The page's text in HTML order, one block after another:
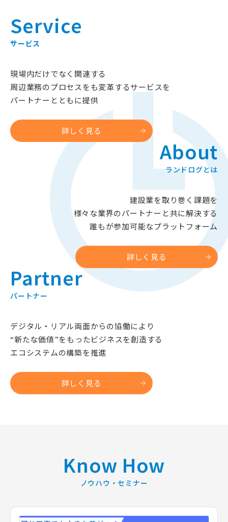
Service
サービス
現場内だけでなく関連する​
周辺業務のプロセスをも変革するサービスを
パートナーとともに提供​
詳しく見る
About
ランドログとは
建設業を取り巻く課題を​
様々な業界のパートナーと共に解決する
​誰もが参加可能なプラットフォーム​​
詳しく見る
Partner
パートナー
デジタル・リアル両面からの協働により
​“新たな価値”をもったビジネスを創造する​
エコシステムの構築を推進​
詳しく見る
Know How
ノウハウ・セミナー